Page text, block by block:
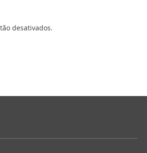
desativados.